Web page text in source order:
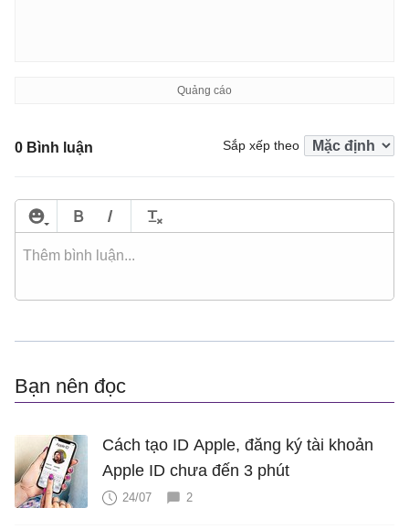
0 Bình luận Sắp xếp theo
Bạn nên đọc
Cách tạo ID Apple, đăng ký tài khoản
Apple ID chưa đến 3 phút
24/07 2